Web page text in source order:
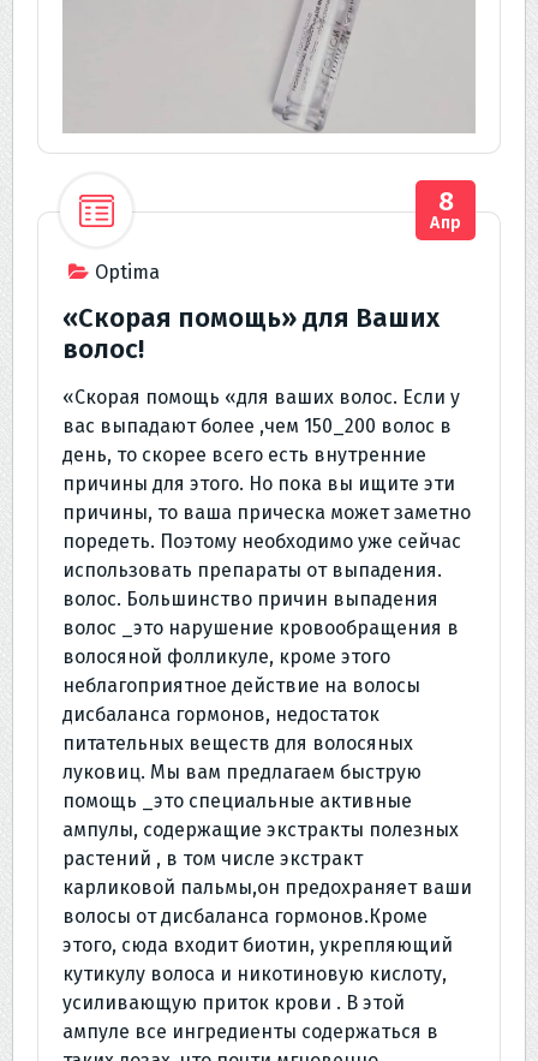
Optima
8
Апр
«Скорая помощь» для Ваших
волос!
«Скорая помощь «для ваших волос. Если у
вас выпадают более ,чем 150_200 волос в
день, то скорее всего есть внутренние
причины для этого. Но пока вы ищите эти
причины, то ваша прическа может заметно
поредеть. Поэтому необходимо уже сейчас
использовать препараты от выпадения.
волос. Большинство причин выпадения
волос _это нарушение кровообращения в
волосяной фолликуле, кроме этого
неблагоприятное действие на волосы
дисбаланса гормонов, недостаток
питательных веществ для волосяных
луковиц. Мы вам предлагаем быструю
помощь _это специальные активные
ампулы, содержащие экстракты полезных
растений , в том числе экстракт
карликовой пальмы,он предохраняет ваши
волосы от дисбаланса гормонов.Кроме
этого, сюда входит биотин, укрепляющий
кутикулу волоса и никотиновую кислоту,
усиливающую приток крови . В этой
ампуле все ингредиенты содержаться в